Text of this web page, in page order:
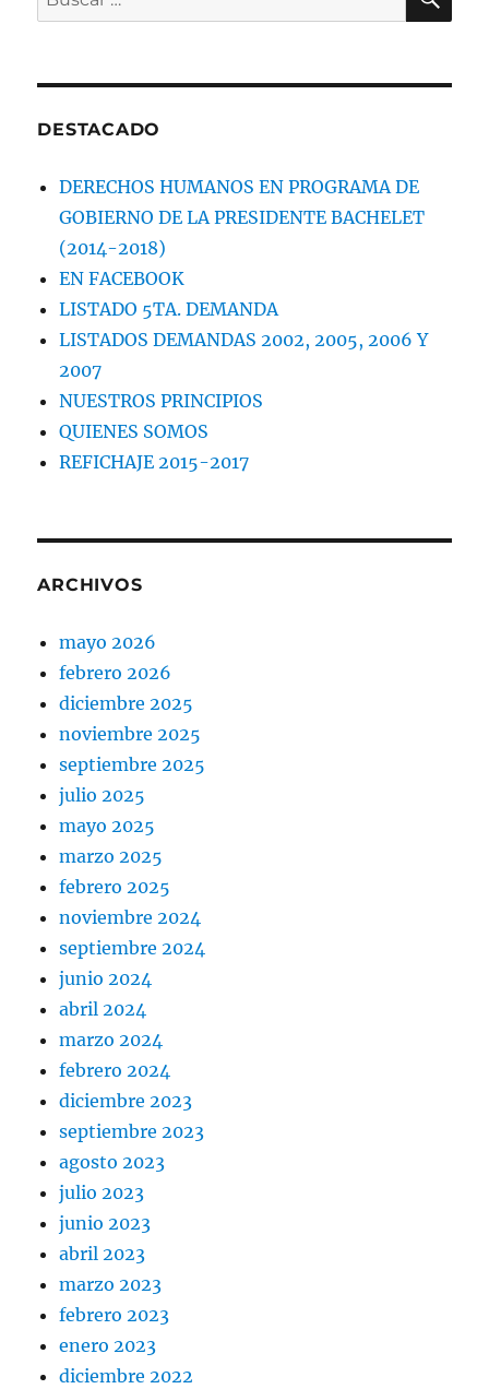
por:
DESTACADO
DERECHOS HUMANOS EN PROGRAMA DE
GOBIERNO DE LA PRESIDENTE BACHELET
(2014-2018)
EN FACEBOOK
LISTADO 5TA. DEMANDA
LISTADOS DEMANDAS 2002, 2005, 2006 Y
2007
NUESTROS PRINCIPIOS
QUIENES SOMOS
REFICHAJE 2015-2017
ARCHIVOS
mayo 2026
febrero 2026
diciembre 2025
noviembre 2025
septiembre 2025
julio 2025
mayo 2025
marzo 2025
febrero 2025
noviembre 2024
septiembre 2024
junio 2024
abril 2024
marzo 2024
febrero 2024
diciembre 2023
septiembre 2023
agosto 2023
julio 2023
junio 2023
abril 2023
marzo 2023
febrero 2023
enero 2023
diciembre 2022